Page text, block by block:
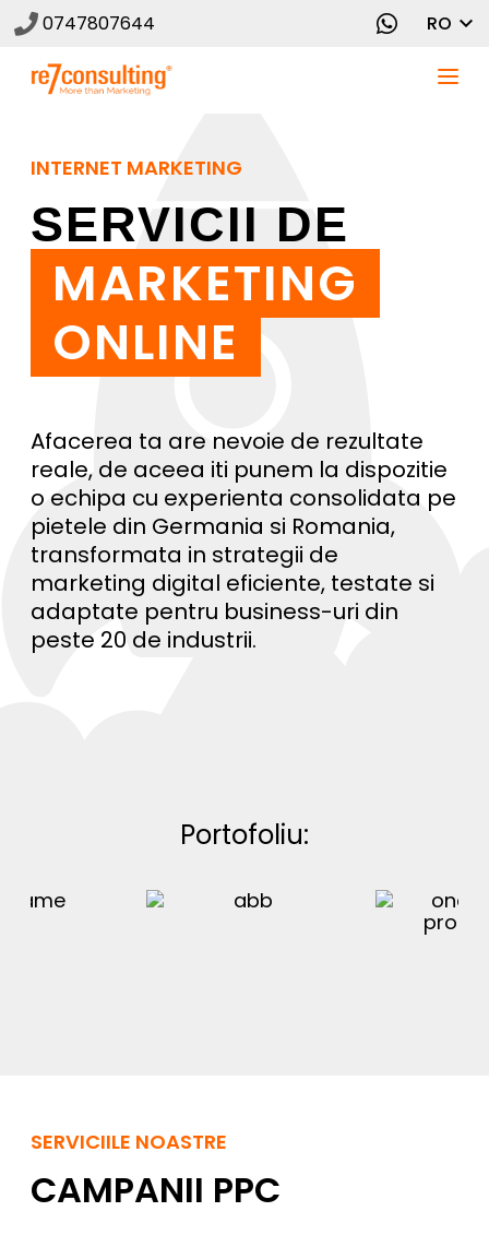
0747807644 RO
INTERNET MARKETING
SERVICII DE
MARKETING
ONLINE
Afacerea ta are nevoie de rezultate
reale, de aceea iti punem la dispozitie
o echipa cu experienta consolidata pe
pietele din Germania si Romania,
transformata in strategii de
marketing digital eficiente, testate si
adaptate pentru business-uri din
peste 20 de industrii.
Portofoliu:
SERVICIILE NOASTRE
CAMPANII PPC